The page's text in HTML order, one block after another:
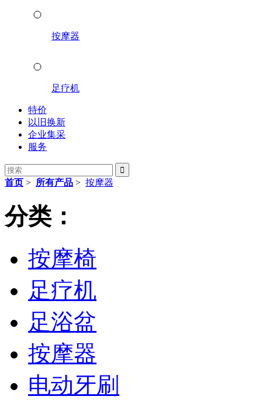
按摩器
足疗机
特价
以旧换新
企业集采
服务

首页 > 所有产品 > 按摩器
分类：
按摩椅
足疗机
足浴盆
按摩器
电动牙刷